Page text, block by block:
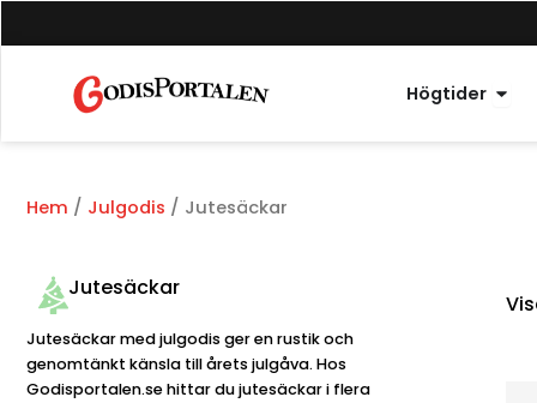
till
Högtider
Hem / Julgodis / Jutesäckar
Jutesäckar
Jutesäckar med julgodis ger en rustik och
genomtänkt känsla till årets julgåva. Hos
Godisportalen.se hittar du jutesäckar i flera